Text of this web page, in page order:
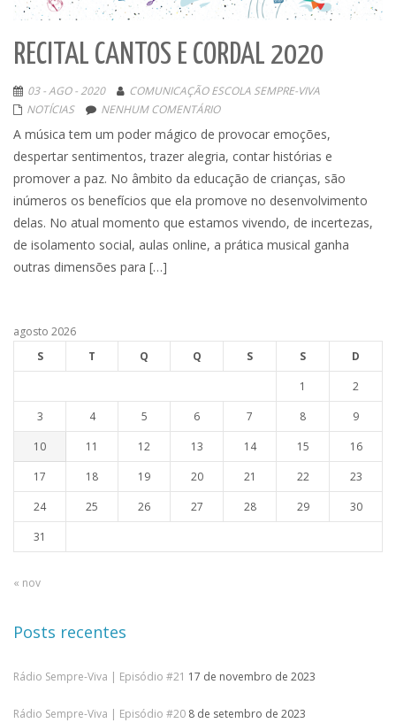
RECITAL CANTOS E CORDAL 2020
03 - AGO - 2020
COMUNICAÇÃO ESCOLA SEMPRE-VIVA
NOTÍCIAS
NENHUM COMENTÁRIO
A música tem um poder mágico de provocar emoções,
despertar sentimentos, trazer alegria, contar histórias e
promover a paz. No âmbito da educação de crianças, são
inúmeros os benefícios que ela promove no desenvolvimento
delas. No atual momento que estamos vivendo, de incertezas,
de isolamento social, aulas online, a prática musical ganha
outras dimensões para […]
agosto 2026
S
T Q Q S S
D
1
2
3
4 5 6 7 8
9
10
11 12 13 14 15
16
17
18 19 20 21 22
23
24
25 26 27 28 29
30
31
« nov
Posts recentes
Rádio Sempre-Viva | Episódio #21 17 de novembro de 2023
Rádio Sempre-Viva | Episódio #20 8 de setembro de 2023